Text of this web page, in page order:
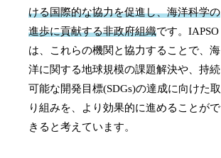
ける国際的な協力を促進し、海洋科学の
進歩に貢献する非政府組織です。IAPSO
は、これらの機関と協力することで、海
洋に関する地球規模の課題解決や、持続
可能な開発目標(SDGs)の達成に向けた取
り組みを、より効果的に進めることがで
きると考えています。